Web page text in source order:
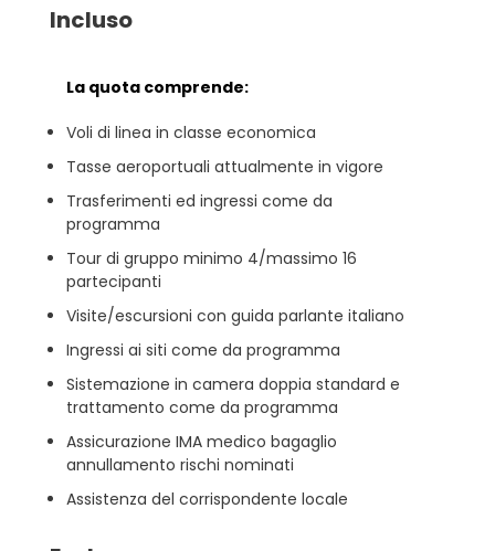
Incluso
La quota comprende:
Voli di linea in classe economica
Tasse aeroportuali attualmente in vigore
Trasferimenti ed ingressi come da
programma
Tour di gruppo minimo 4/massimo 16
partecipanti
Visite/escursioni con guida parlante italiano
Ingressi ai siti come da programma
Sistemazione in camera doppia standard e
trattamento come da programma
Assicurazione IMA medico bagaglio
annullamento rischi nominati
Assistenza del corrispondente locale